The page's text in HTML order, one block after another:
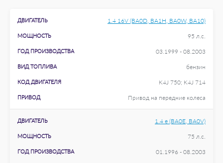
ДВИГАТЕЛЬ 1.4 16V (BA0D, BA1H, BA0W, BA10)
МОЩНОСТЬ 95 л.с.
ГОД ПРОИЗВОДСТВА 03.1999 - 08.2003
ВИД ТОПЛИВА бензин
КОД ДВИГАТЕЛЯ K4J 750; K4J 714
ПРИВОД Привод на передние колеса
ДВИГАТЕЛЬ 1.4 e (BA0E, BA0V)
МОЩНОСТЬ 75 л.с.
ГОД ПРОИЗВОДСТВА 01.1996 - 08.2003